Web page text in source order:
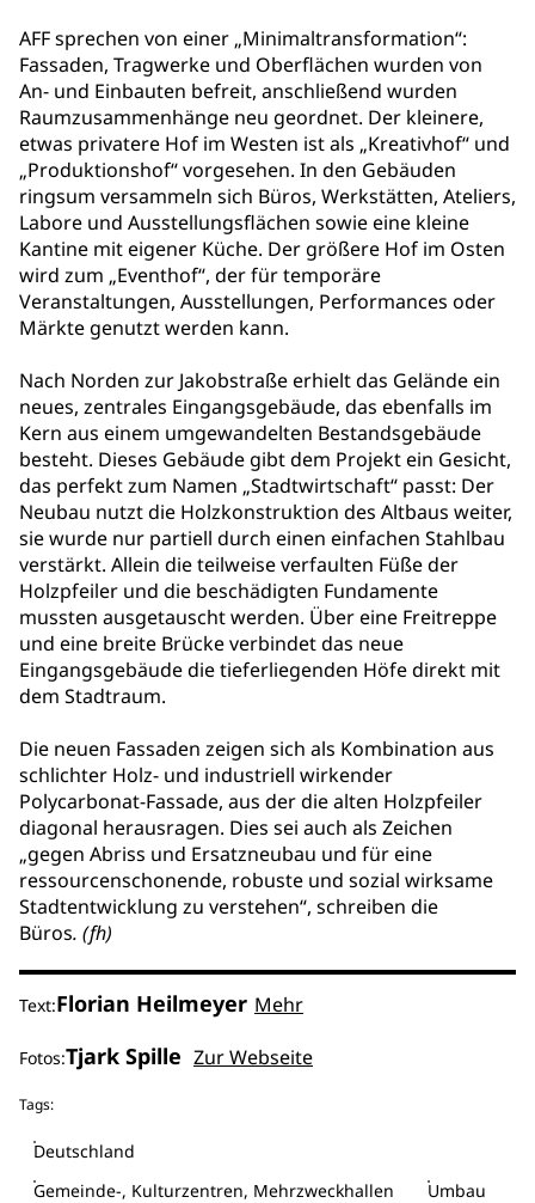
AFF sprechen von einer „Minimaltransformation“:
Fassaden, Tragwerke und Oberflächen wurden von
An- und Einbauten befreit, anschließend wurden
Raumzusammenhänge neu geordnet. Der kleinere,
etwas privatere Hof im Westen ist als „Kreativhof“ und
„Produktionshof“ vorgesehen. In den Gebäuden
ringsum versammeln sich Büros, Werkstätten, Ateliers,
Labore und Ausstellungsflächen sowie eine kleine
Kantine mit eigener Küche. Der größere Hof im Osten
wird zum „Eventhof“, der für temporäre
Veranstaltungen, Ausstellungen, Performances oder
Märkte genutzt werden kann.
Nach Norden zur Jakobstraße erhielt das Gelände ein
neues, zentrales Eingangsgebäude, das ebenfalls im
Kern aus einem umgewandelten Bestandsgebäude
besteht. Dieses Gebäude gibt dem Projekt ein Gesicht,
das perfekt zum Namen „Stadtwirtschaft“ passt: Der
Neubau nutzt die Holzkonstruktion des Altbaus weiter,
sie wurde nur partiell durch einen einfachen Stahlbau
verstärkt. Allein die teilweise verfaulten Füße der
Holzpfeiler und die beschädigten Fundamente
mussten ausgetauscht werden. Über eine Freitreppe
und eine breite Brücke verbindet das neue
Eingangsgebäude die tieferliegenden Höfe direkt mit
dem Stadtraum.
Die neuen Fassaden zeigen sich als Kombination aus
schlichter Holz- und industriell wirkender
Polycarbonat-Fassade, aus der die alten Holzpfeiler
diagonal herausragen. Dies sei auch als Zeichen
„gegen Abriss und Ersatzneubau und für eine
ressourcenschonende, robuste und sozial wirksame
Stadtentwicklung zu verstehen“, schreiben die
Büros. (fh)
Text:Florian Heilmeyer Mehr
Fotos:Tjark Spille Zur Webseite
Tags:
Deutschland
Gemeinde-, Kulturzentren, Mehrzweckhallen
Umbau